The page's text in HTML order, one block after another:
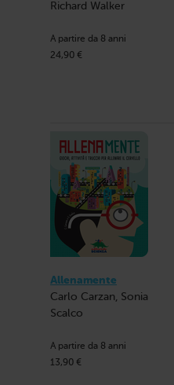
Richard Walker
A partire da 8 anni
24,90 €
Allenamente
Carlo Carzan, Sonia
Scalco
A partire da 8 anni
13,90 €